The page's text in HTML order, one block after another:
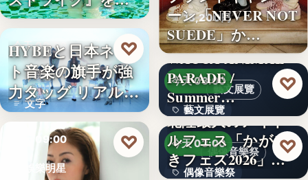
今天 09:00
娛樂新聞
文字
HYBEと日本ネッ
ト音楽の旗手が強
力タッグ リアル×
バー…
♡
今天 09:00
娛樂明星
♡
13,200円
ーン「NEVER NOT
SUEDE」か…
藝文展覽
今天 03:00
藝文展覽
3名
WACCA ANIMAL
PARADE /
Summer…
♡
偶像音樂祭
今天 03:00
偶像音樂祭
北陸最大のアイド
ルフェス「かがや
きフェス2026」第5
♡